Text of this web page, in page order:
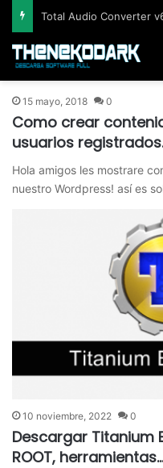
15 mayo, 2018 0
Como crear
usuarios
Hola amigos les mostrare
nuestro Wordpress! así es
10 noviembre, 2022 0
Descargar Titanium
ROOT,